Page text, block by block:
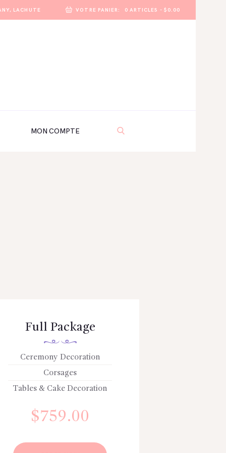
LACHUTE VOTRE PANIER: 0 ARTICLES - $0.00
MON COMPTE
Full Package
Ceremony Decoration
Corsages
Tables & Cake Decoration
$759.00